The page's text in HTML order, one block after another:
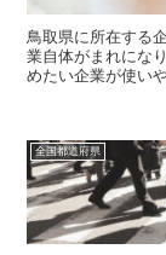
鳥取県に所在する
業自体がまれにな
めたい企業が使い
全国都道府県